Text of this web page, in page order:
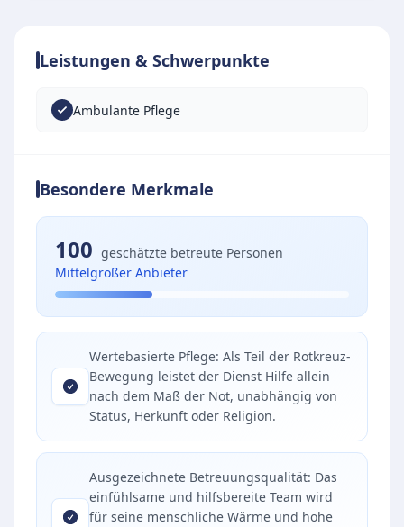
Leistungen & Schwerpunkte
Ambulante Pflege
Besondere Merkmale
100 geschätzte betreute Personen
Mittelgroßer Anbieter
Wertebasierte Pflege: Als Teil der Rotkreuz-
Bewegung leistet der Dienst Hilfe allein
nach dem Maß der Not, unabhängig von
Status, Herkunft oder Religion.
Ausgezeichnete Betreuungsqualität: Das
einfühlsame und hilfsbereite Team wird
für seine menschliche Wärme und hohe